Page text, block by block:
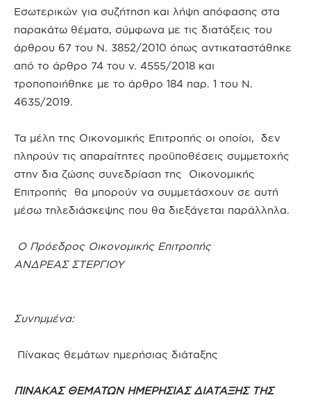
Εσωτερικών για συζήτηση και λήψη απόφασης στα
παρακάτω θέματα, σύμφωνα με τις διατάξεις του
άρθρου 67 του Ν. 3852/2010 όπως αντικαταστάθηκε
από το άρθρο 74 του ν. 4555/2018 και
τροποποιήθηκε με το άρθρο 184 παρ. 1 του Ν.
4635/2019.
Τα μέλη της Οικονομικής Επιτροπής οι οποίοι, δεν
πληρούν τις απαραίτητες προϋποθέσεις συμμετοχής
στην δια ζώσης συνεδρίαση της Οικονομικής
Επιτροπής θα μπορούν να συμμετάσχουν σε αυτή
μέσω τηλεδιάσκεψης που θα διεξάγεται παράλληλα.
Ο Πρόεδρος Οικονομικής Επιτροπής
ΑΝΔΡΕΑΣ ΣΤΕΡΓΙΟΥ
Συνημμένα:
Πίνακας θεμάτων ημερήσιας διάταξης
ΠΙΝΑΚΑΣ ΘΕΜΑΤΩΝ ΗΜΕΡΗΣΙΑΣ ΔΙΑΤΑΞΗΣ ΤΗΣ